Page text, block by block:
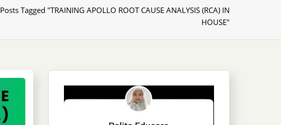
Posts Tagged "TRAINING APOLLO ROOT CAUSE ANALYSIS (RCA) IN
HOUSE"